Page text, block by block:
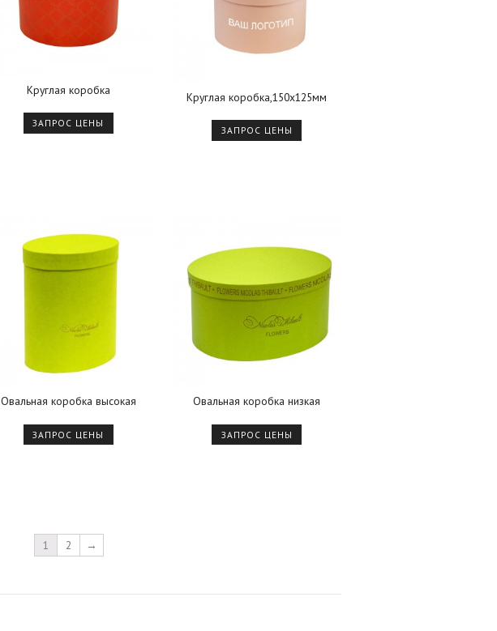
Круглая коробка
ЗАПРОС ЦЕНЫ
Круглая коробка,150х125мм
ЗАПРОС ЦЕНЫ
Овальная коробка высокая
ЗАПРОС ЦЕНЫ
Овальная коробка низкая
ЗАПРОС ЦЕНЫ
1 2 →